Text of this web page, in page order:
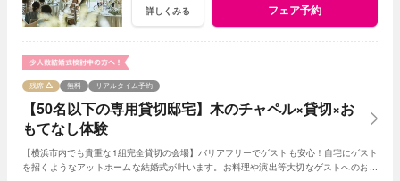
詳しくみる フェア予約
【50名以下の専用貸切邸宅】木のチャペル×貸切×お
もてなし体験
残席 無料 リアルタイム予約
【横浜市内でも貴重な1組完全貸切の会場】バリアフリーでゲストも安心！自宅にゲスト
を招くようなアットホームな結婚式が叶います。お料理や演出等大切なゲストへのおも